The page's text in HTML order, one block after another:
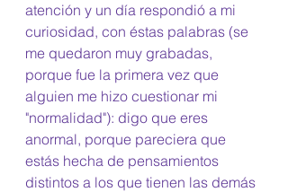
atención y un día respondió a mi
curiosidad, con éstas palabras (se
me quedaron muy grabadas,
porque fue la primera vez que
alguien me hizo cuestionar mi
"normalidad"): digo que eres
anormal, porque pareciera que
estás hecha de pensamientos
distintos a los que tienen las demás